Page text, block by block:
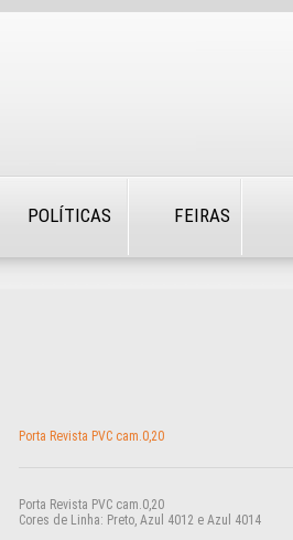
POLÍTICAS FEIRAS
Porta Revista PVC cam.0,20
Porta Revista PVC cam.0,20
Cores de Linha: Preto, Azul 4012 e Azul 4014